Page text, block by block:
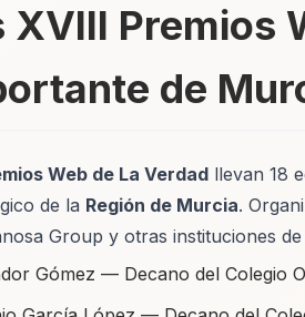
XVIII Premios
de
Web de La Verdad llevan 18
de la Región de Murcia.
Group y otras instituciones
Gómez — Decano del Colegio